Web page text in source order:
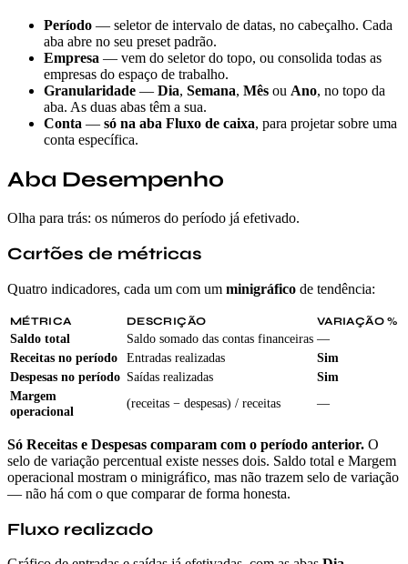
Período — seletor de intervalo de datas, no cabeçalho. Cada
aba abre no seu preset padrão.
Empresa — vem do seletor do topo, ou consolida todas as
empresas do espaço de trabalho.
Granularidade — Dia, Semana, Mês ou Ano, no topo da
aba. As duas abas têm a sua.
Conta — só na aba Fluxo de caixa, para projetar sobre uma
conta específica.
Aba Desempenho
Olha para trás: os números do período já efetivado.
Cartões de métricas
Quatro indicadores, cada um com um minigráfico de tendência:
MÉTRICA DESCRIÇÃO VARIAÇÃO %
Saldo total Saldo somado das contas financeiras —
Receitas no período
Entradas realizadas
Sim
Despesas no período Saídas realizadas
Sim
Margem
operacional
(receitas − despesas) / receitas —
Só Receitas e Despesas comparam com o período anterior. O
selo de variação percentual existe nesses dois. Saldo total e Margem
operacional mostram o minigráfico, mas não trazem selo de variação
— não há com o que comparar de forma honesta.
Fluxo realizado